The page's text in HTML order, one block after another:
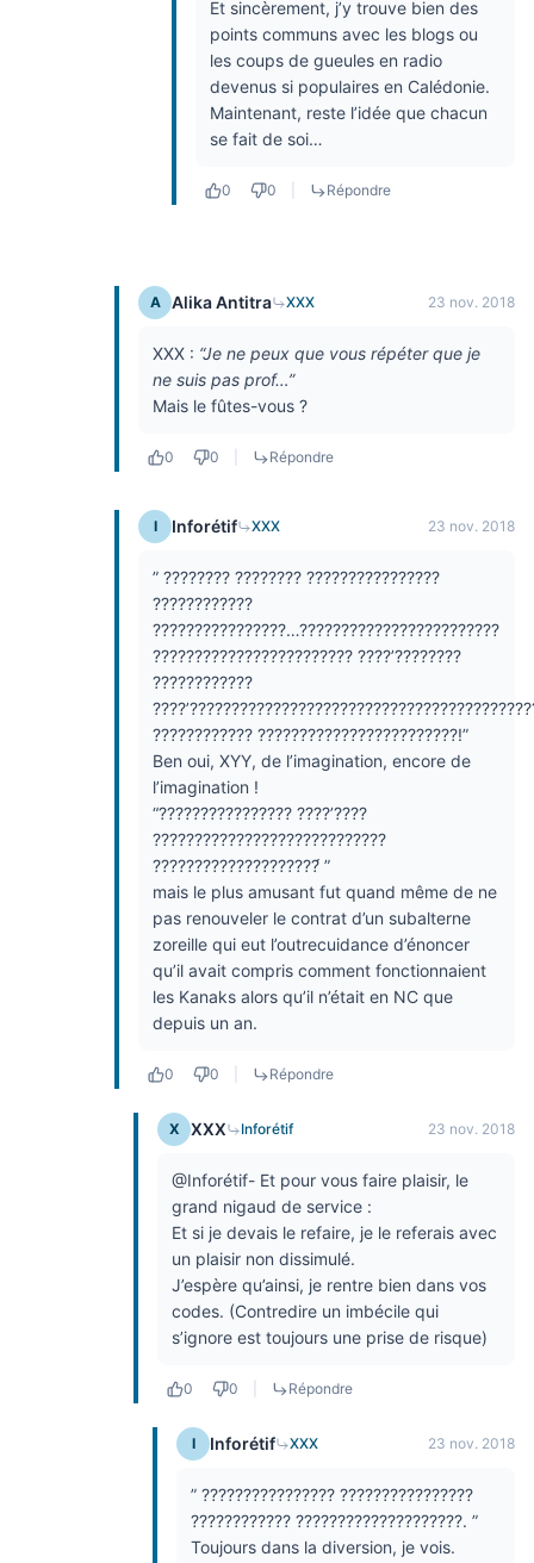
Et sincèrement, j’y trouve bien des
points communs avec les blogs ou
les coups de gueules en radio
devenus si populaires en Calédonie.
Maintenant, reste l’idée que chacun
se fait de soi…
0 0 Répondre
A Alika Antitra XXX 23 nov. 2018
XXX : “Je ne peux que vous répéter que je
ne suis pas prof…”
Mais le fûtes-vous ?
0 0 Répondre
I Inforétif XXX 23 nov. 2018
” ???????? ???????? ????????????????
????????????
????????????????…????????????????????????
???????????????????????? ????’????????
????????????
???????????? ????????????????????????!”
Ben oui, XYY, de l’imagination, encore de
l’imagination !
“???????????????? ????’????
????????????????????????????
????????????????????́ ”
mais le plus amusant fut quand même de ne
pas renouveler le contrat d’un subalterne
zoreille qui eut l’outrecuidance d’énoncer
qu’il avait compris comment fonctionnaient
les Kanaks alors qu’il n’était en NC que
depuis un an.
0 0 Répondre
X XXX Inforétif 23 nov. 2018
@Inforétif- Et pour vous faire plaisir, le
grand nigaud de service :
Et si je devais le refaire, je le referais avec
un plaisir non dissimulé.
J’espère qu’ainsi, je rentre bien dans vos
codes. (Contredire un imbécile qui
s’ignore est toujours une prise de risque)
0 0 Répondre
I Inforétif XXX 23 nov. 2018
” ???????????????? ????????????????
???????????? ????????????????????. ”
Toujours dans la diversion, je vois.